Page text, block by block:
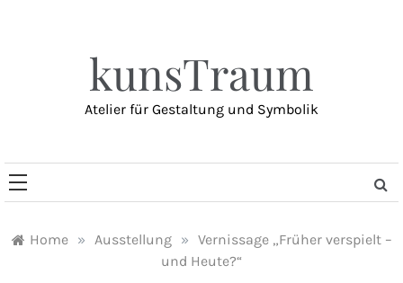
kunsTraum
Atelier für Gestaltung und Symbolik
Home » Ausstellung » Vernissage „Früher verspielt –
und Heute?“